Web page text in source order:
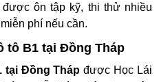
ôn tập kỹ, thi thử nhiều
phí nếu cần.
tô B1 tại Đồng Tháp
tại Đồng Tháp được Học Lái